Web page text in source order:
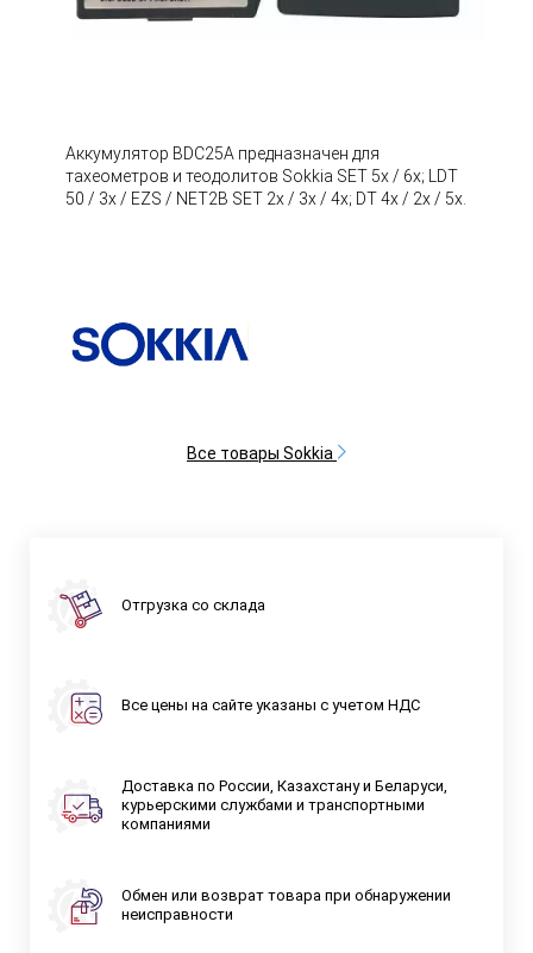
Аккумулятор BDC25A предназначен для
тахеометров и теодолитов Sokkia SET 5x / 6x; LDT
50 / 3x / EZS / NET2B SET 2x / 3x / 4x; DT 4x / 2x / 5x.
Все товары Sokkia
Отгрузка со склада
Все цены на сайте указаны с учетом НДС
Доставка по России, Казахстану и Беларуси,
курьерскими службами и транспортными
компаниями
Обмен или возврат товара при обнаружении
неисправности